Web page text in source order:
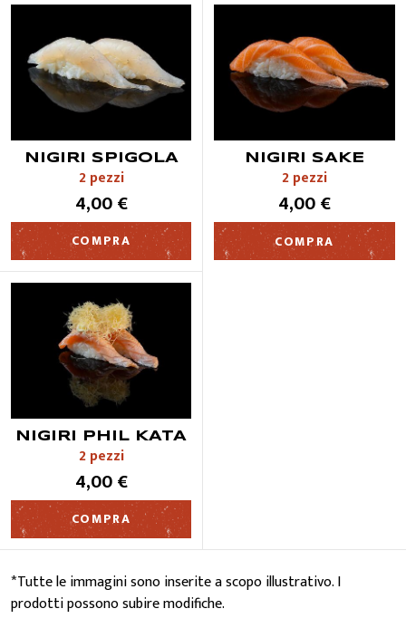
NIGIRI SPIGOLA
2 pezzi
4,00 €
COMPRA
NIGIRI SAKE
2 pezzi
4,00 €
COMPRA
NIGIRI PHIL KATA
2 pezzi
4,00 €
COMPRA
*Tutte le immagini sono inserite a scopo illustrativo. I
prodotti possono subire modifiche.